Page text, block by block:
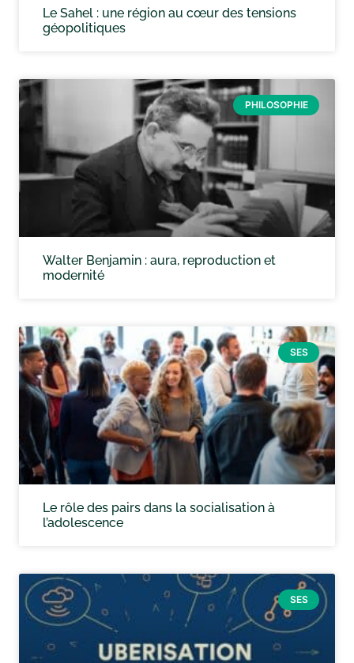
Le Sahel : une région au cœur des tensions
géopolitiques
PHILOSOPHIE
Walter Benjamin : aura, reproduction et
modernité
SES
Le rôle des pairs dans la socialisation à
l’adolescence
SES